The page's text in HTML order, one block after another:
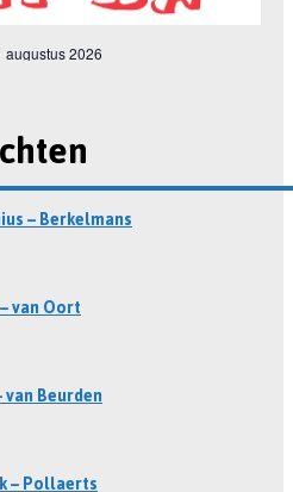
– Berkelmans
van Oort
Beurden
– Pollaerts